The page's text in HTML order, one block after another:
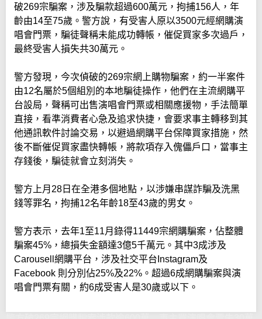
破269宗騙案，涉及騙款超過600萬元，拘捕156人，年
齡由14至75歲。警方說，有受害人原以3500元經網購演
唱會門票，騙徒聲稱未能成功轉帳，催促買家多次過戶，
最終受害人損失共30萬元。
警方發現，今次偵破的269宗網上購物騙案，約一半案件
由12名屬於5個組別的本地騙徒操作，他們在主流網購平
台設局，聲稱可出售演唱會門票或相關應援物，手法簡單
直接，看準消費者心急及追求快捷，會要求事主轉移到其
他通訊軟件討論交易，以避過網購平台保障買家措施，然
後不斷催促買家盡快轉帳，將款項存入傀儡戶口，當事主
存錢後，騙徒就會立刻消失。
警方上月28日在全港多個地點，以涉嫌串謀詐騙及洗黑
錢等罪名，拘捕12名年齡18至43歲的男女。
警方表示，去年1至11月錄得11449宗網購騙案，佔整體
騙案45%，總損失金額達3億5千萬元。其中3成涉及
Carousell網購平台，涉及社交平台Instagram及
Facebook 則分別佔25%及22%。超過6成網購騙案與演
唱會門票有關，約6成受害人是30歲或以下。